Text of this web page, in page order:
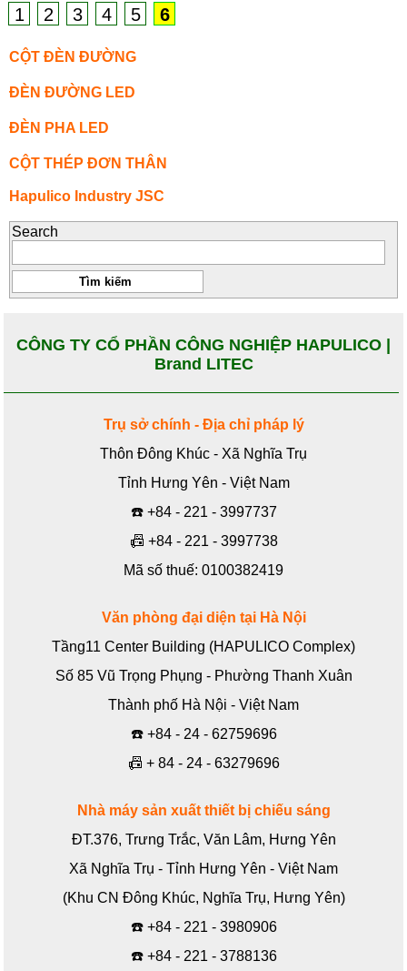
1 2 3 4 5 6
CỘT ĐÈN ĐƯỜNG
ĐÈN ĐƯỜNG LED
ĐÈN PHA LED
CỘT THÉP ĐƠN THÂN
Hapulico Industry JSC
Search
CÔNG TY CỔ PHẦN CÔNG NGHIỆP HAPULICO |
Brand LITEC
Trụ sở chính - Địa chỉ pháp lý
Thôn Đông Khúc - Xã Nghĩa Trụ
Tỉnh Hưng Yên - Việt Nam
☎️ +84 - 221 - 3997737
📠 +84 - 221 - 3997738
Mã số thuế: 0100382419
Văn phòng đại diện tại Hà Nội
Tầng11 Center Building (HAPULICO Complex)
Số 85 Vũ Trọng Phụng - Phường Thanh Xuân
Thành phố Hà Nội - Việt Nam
☎️ +84 - 24 - 62759696
📠 + 84 - 24 - 63279696
Nhà máy sản xuất thiết bị chiếu sáng
ĐT.376, Trưng Trắc, Văn Lâm, Hưng Yên
Xã Nghĩa Trụ - Tỉnh Hưng Yên - Việt Nam
(Khu CN Đông Khúc, Nghĩa Trụ, Hưng Yên)
☎️ +84 - 221 - 3980906
☎️ +84 - 221 - 3788136